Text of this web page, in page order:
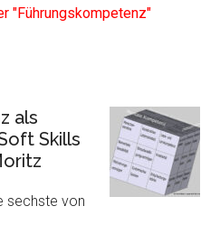
"Führungskompetenz"
als
Skills
sechste von